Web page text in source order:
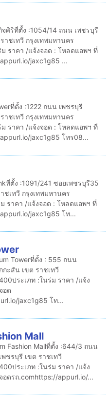
ศิริที่ตั้ง :1054/14 ถนน เพชรบุรี
าชเทวี กรุงเทพมหานคร
ราคา /แจ้งจอด : โหลดแอพฯ ที่
jaxc1g85 ...
ที่ตั้ง :1222 ถนน เพชรบุรี
าชเทวี กรุงเทพมหานคร
ราคา /แจ้งจอด : โหลดแอพฯ ที่
jaxc1g85 โทร08...
ที่ตั้ง :1091/241 ซอยเพชรบุรี35
ชเทวี กรุงเทพมหานคร
ราคา /แจ้งจอด : โหลดแอพฯ ที่
jaxc1g85 โท...
Towerที่ตั้ง : 555 ถนน
ะสัน เขต ราชเทวี
ประเภท :ในร่ม ราคา /แจ้ง
อด
jaxc1g85 โท...
Mall
Fashion Mallที่ตั้ง :644/3 ถนน
ชรบุรี เขต ราชเทวี
ประเภท :ในร่ม ราคา /แจ้ง
ดรถ.comhttps://appurl.io/...